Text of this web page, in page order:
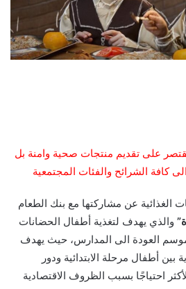
تقتصر على تقديم منتجات صحية وامنة بل
كافة الشرائح والفئات المجتمعية
الغذائية عن مشاركتها مع بنك الطعام
والذي يهدف لتغذية أطفال الحضانات
العودة الى المدارس، حيث يهدف
بين أطفال مرحلة الابتدائية ودور
احتياجًا بسبب الظروف الاقتصادية